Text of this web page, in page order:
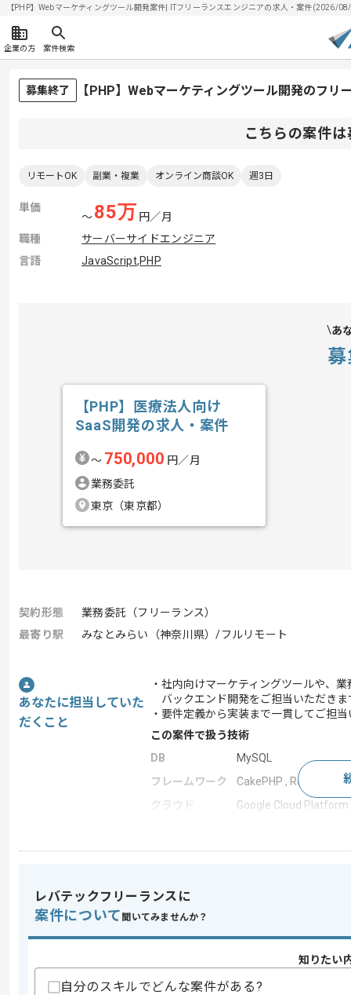
【PHP】Webマーケティングツール開発案件| ITフリーランスエンジニアの求人・案件(2026/
企業の方 案件検索
募集終了 【PHP】Webマーケティングツール開発のフリ
こちらの案件
リモートOK 副業・複業 オンライン商談OK 週3日
単価
〜85万 円／月
職種
サーバーサイドエンジニア
言語
JavaScript,PHP
あ
【PHP】医療法人向け
SaaS開発の求人・案件
〜 750,000 円／月
業務委託
東京（東京都）
契約形態
業務委託（フリーランス）
最寄り駅
みなとみらい（神奈川県）/フルリモート
あなたに担当していた
だくこと
・社内向けマーケティングツールや、
バックエンド開発をご担当いただきま
・要件定義から実装まで一貫してご担
この案件で扱う技術
DB
MySQL
フレームワーク
CakePHP , React
クラウド
Google Cloud Platform
業務内容
新規開発 , 追加開発 ,
スキル
・PHPを用いた開発経験5年以上
・CakePHPを用いた開発経験1年以上
レバテックフリーランスに
案件について 聞いてみませんか？
知りたい
自分のスキルでどんな案件がある?